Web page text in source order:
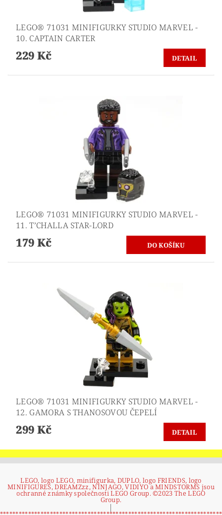
LEGO® 71031 MINIFIGURKY STUDIO MARVEL -
10. CAPTAIN CARTER
229 Kč DETAIL
LEGO® 71031 MINIFIGURKY STUDIO MARVEL -
11. T’CHALLA STAR-LORD
179 Kč
LEGO® 71031 MINIFIGURKY STUDIO MARVEL -
12. GAMORA S THANOSOVOU ČEPELÍ
299 Kč DETAIL
LEGO, logo LEGO, minifigurka, DUPLO, logo FRIENDS, logo
MINIFIGURES, DREAMZzz, NINJAGO, VIDIYO a MINDSTORMS jsou
ochranné známky společnosti LEGO Group. ©2023 The LEGO
Group.
|